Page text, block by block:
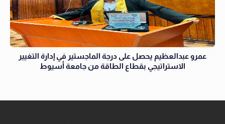
عمرو عبدالعظيم يحصل على درجة الماجستير في إدارة التغيير
الاستراتيجي بقطاع الطاقة من جامعة أسيوط